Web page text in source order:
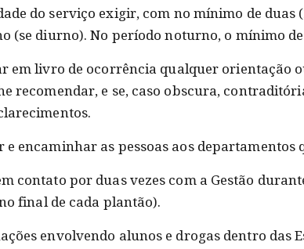
do serviço exigir, com no mínimo de duas
(se diurno). No período noturno, o mínimo
em livro de ocorrência qualquer orientação
recomendar, e se, caso obscura,
e encaminhar as pessoas aos departamentos
contato por duas vezes com a Gestão
final de cada plantão).
envolvendo alunos e drogas dentro das